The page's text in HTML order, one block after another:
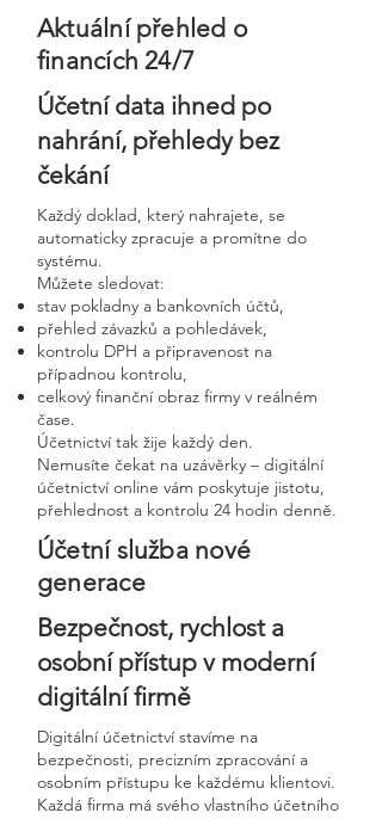
Aktuální přehled o
financích 24/7
Účetní data ihned po
nahrání, přehledy bez
čekání
Každý doklad, který nahrajete, se
automaticky zpracuje a promítne do
systému.
Můžete sledovat:
stav pokladny a bankovních účtů,
přehled závazků a pohledávek,
kontrolu DPH a připravenost na
případnou kontrolu,
celkový finanční obraz firmy v reálném
čase.
Účetnictví tak žije každý den.
Nemusíte čekat na uzávěrky – digitální
účetnictví online vám poskytuje jistotu,
přehlednost a kontrolu 24 hodin denně.
Účetní služba nové
generace
Bezpečnost, rychlost a
osobní přístup v moderní
digitální firmě
Digitální účetnictví stavíme na
bezpečnosti, precizním zpracování a
osobním přístupu ke každému klientovi.
Každá firma má svého vlastního účetního